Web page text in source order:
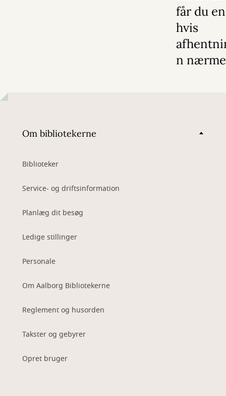
får du
hvis
n
Om bibliotekerne
Biblioteker
Service- og driftsinformation
Planlæg dit besøg
Ledige stillinger
Personale
Om Aalborg Bibliotekerne
Reglement og husorden
Takster og gebyrer
Opret bruger